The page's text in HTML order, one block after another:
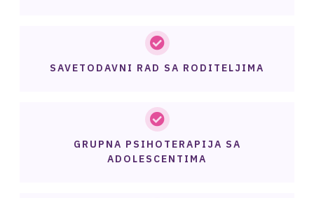
SAVETODAVNI RAD SA RODITELJIMA
GRUPNA PSIHOTERAPIJA SA
ADOLESCENTIMA